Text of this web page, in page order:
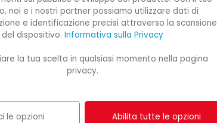
(cartellina B.A.A.P. completa di
fornito a tutti i partecipanti.
nella quota di partecipazione al
partecipazione come previsto dal
noi e i nostri partner possiamo utilizzare dati di
e identificazione precisi attraverso la scansione
del dispositivo. Informativa sulla Privacy
la tua scelta in qualsiasi momento nella pagina
privacy.
le opzioni Abilita tutte le opzioni